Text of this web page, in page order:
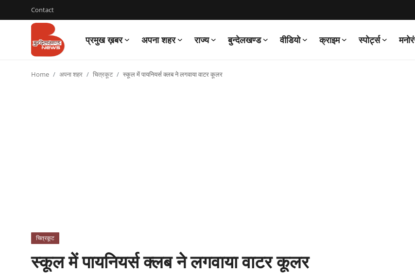
Contact
प्रमुख ख़बर अपना शहर राज्य बुन्देलखण्ड वीडियो क्राइम स्पोर्ट्स
Login
Home अपना शहर चित्रकूट स्कूल में पायनियर्स क्लब ने लगवाया वाटर कूलर
चित्रकूट
स्कूल में पायनियर्स क्लब ने लगवाया वाटर कूलर